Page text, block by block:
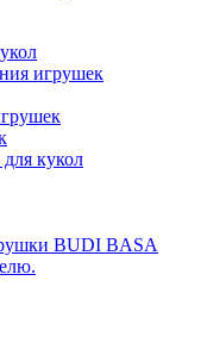
игрушек
кукол
BUDI BASA